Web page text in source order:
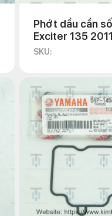
Phớt dầu cần
Exciter 135 2011
SKU: